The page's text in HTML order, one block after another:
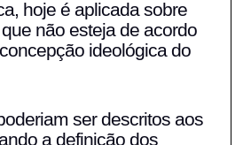
hoje é aplicada sobre
não esteja de acordo
ideológica do
ser descritos aos
a definição dos